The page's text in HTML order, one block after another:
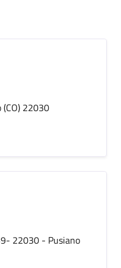
22030
22030 - Pusiano